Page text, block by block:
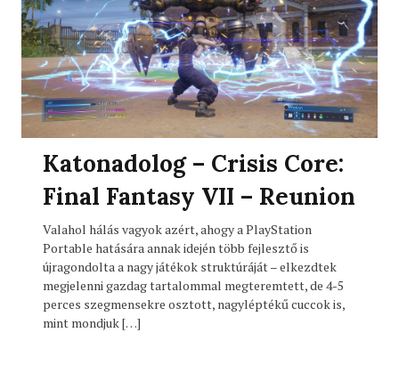
Katonadolog – Crisis Core:
Final Fantasy VII – Reunion
Valahol hálás vagyok azért, ahogy a PlayStation
Portable hatására annak idején több fejlesztő is
újragondolta a nagy játékok struktúráját – elkezdtek
megjelenni gazdag tartalommal megteremtett, de 4-5
perces szegmensekre osztott, nagyléptékű cuccok is,
mint mondjuk […]